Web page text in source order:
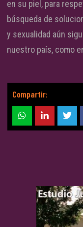
en su piel, para
búsqueda de
y sexualidad aún
nuestro país, como
Compartir: